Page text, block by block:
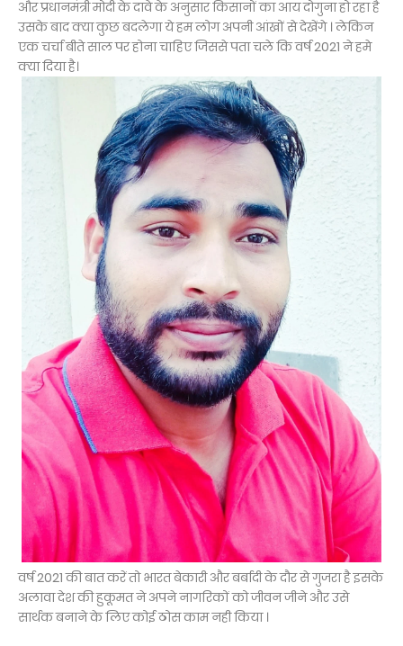
और प्रधानमंत्री मोदी के दावे के अनुसार किसानों का आय दोगुना हो रहा है
उसके बाद क्या कुछ बदलेगा ये हम लोग अपनी आंखों से देखेंगे । लेकिन
एक चर्चा बीते साल पर होना चाहिए जिससे पता चले कि वर्ष 2021 ने हमे
क्या दिया है।
वर्ष 2021 की बात करें तो भारत बेकारी और बर्बादी के दौर से गुजरा है इसके
अलावा देश की हुकूमत ने अपने नागरिकों को जीवन जीने और उसे
सार्थक बनाने के लिए कोई ठोस काम नही किया ।